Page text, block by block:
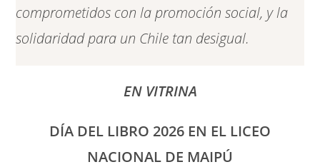
comprometidos con la promoción social, y la
solidaridad para un Chile tan desigual.
EN VITRINA
DÍA DEL LIBRO 2026 EN EL LICEO
NACIONAL DE MAIPÚ